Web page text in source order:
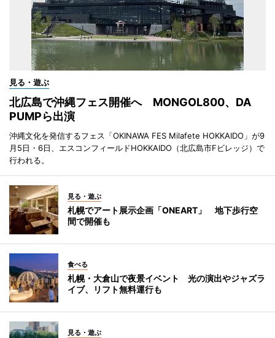
見る・遊ぶ
北広島で沖縄フェス開催へ MONGOL800、DA
PUMPら出演
沖縄文化を発信するフェス「OKINAWA FES Milafete HOKKAIDO」が9
月5日・6日、エスコンフィールドHOKKAIDO（北広島市Fビレッジ）で
行われる。
見る・遊ぶ
札幌でアート展示企画「ONEART」 地下歩行空
間で開催も
食べる
札幌・大倉山で夜景イベント 光の演出やジャズラ
イブ、リフト無料運行も
見る・遊ぶ